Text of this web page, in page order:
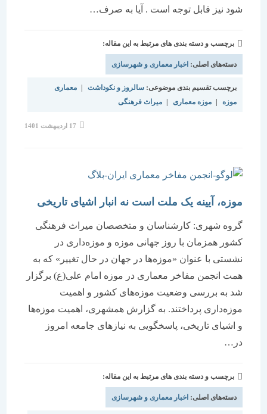
شود نیز قابل توجه است . آیا به صرف…
برچسب و دسته بندی های مرتبط به این مقاله:
دسته‌های اصلی:اخبار معماری و شهرسازی
برچسب تقسیم بندی موضوعی:سالروز و نکوداشت | معماری
موزه معماری | میراث فرهنگی
موزه،‌ آیینه یک ملت است نه انبار اشیای تاریخی
گروه شهری: کارشناسان و متخصصان میراث فرهنگی
کشور همزمان با روز جهانی موزه و موزه‌داری در
نشستی با عنوان «موزه‌ها در جهان در حال تغییر» که به
همت انجمن مفاخر معماری در موزه امام علی(ع) برگزار
شد به بررسی وضعیت موزه‌های کشور و اهمیت
موزه‌داری پرداختند. به گزارش همشهری، اهمیت موزه‌ها
و اشیای تاریخی، پاسخگویی به نیازهای جامعه امروز
برچسب و دسته بندی های مرتبط به این مقاله:
دسته‌های اصلی:اخبار معماری و شهرسازی